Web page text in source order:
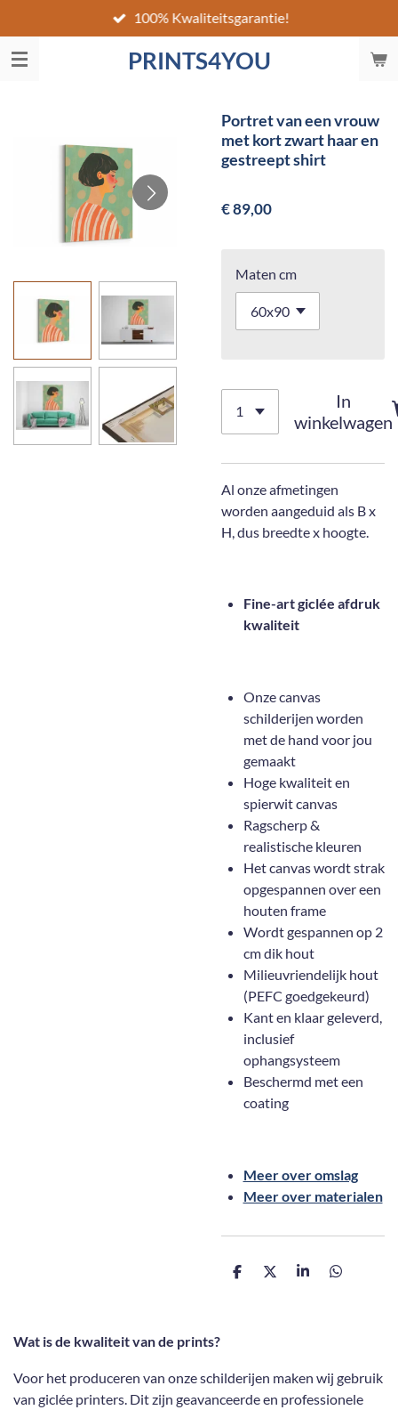
direct
naar
PRINTS4YOU
100% Kwaliteitsgarantie!
Portret van een vrouw
met kort zwart haar en
gestreept shirt
€ 89,00
Maten cm
In
winkelwagen
Al onze afmetingen
worden aangeduid als B x
H, dus breedte x hoogte.
Fine-art giclée afdruk
kwaliteit
Onze canvas
schilderijen worden
met de hand voor jou
gemaakt
Hoge kwaliteit en
spierwit canvas
Ragscherp &
realistische kleuren
Het canvas wordt strak
opgespannen over een
houten frame
Wordt gespannen op 2
cm dik hout
Milieuvriendelijk hout
(PEFC goedgekeurd)
Kant en klaar geleverd,
inclusief
ophangsysteem
Beschermd met een
coating
Meer over omslag
Meer over materialen
D
D
S
D
Wat is de kwaliteit van de prints?
Voor het produceren van onze schilderijen maken wij gebruik
van giclée printers. Dit zijn geavanceerde en professionele